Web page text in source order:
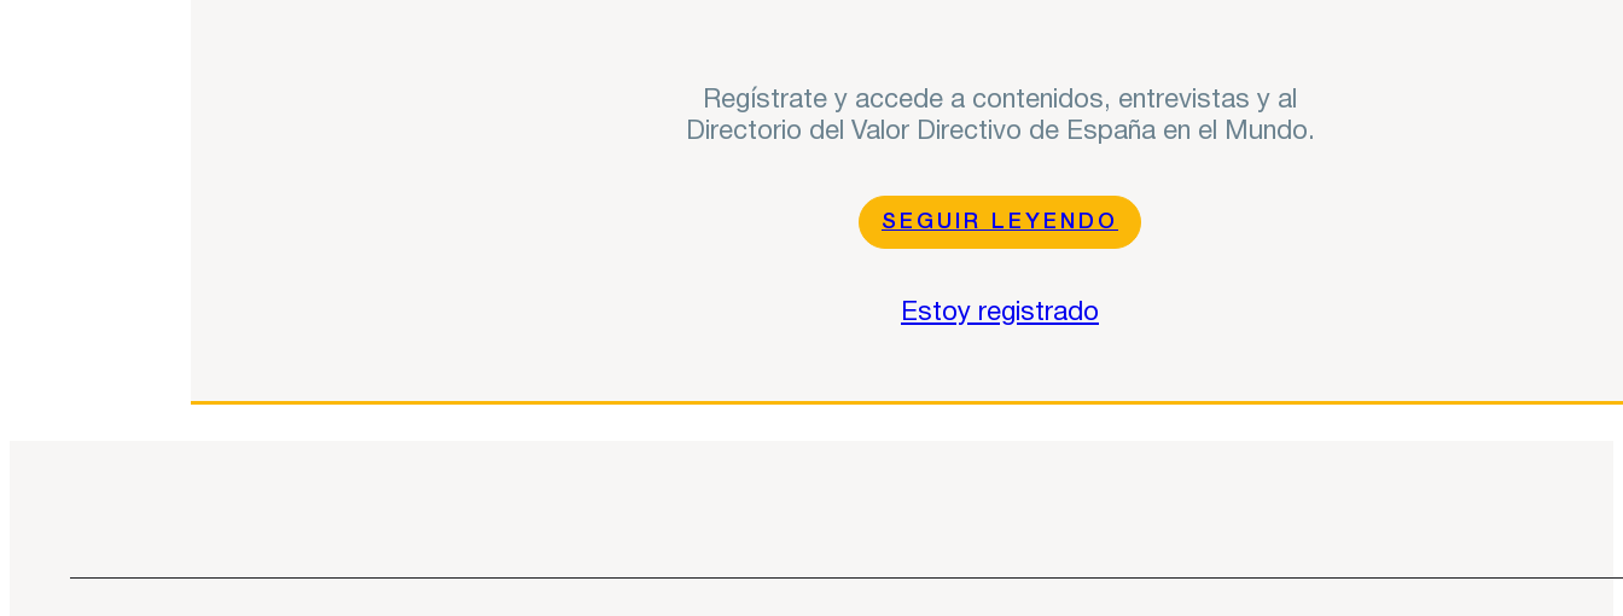
Regístrate y accede a contenidos, entrevistas y al
Directorio del Valor Directivo de España en el Mundo.
SEGUIR LEYENDO
Estoy registrado